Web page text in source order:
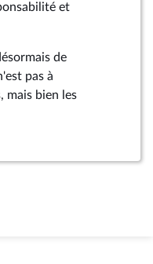
et
de
pas à
mais bien les